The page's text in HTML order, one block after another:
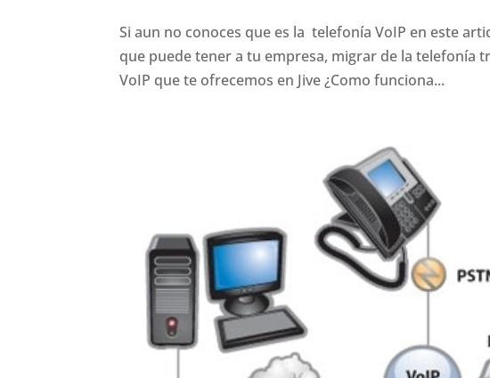
Si aun no conoces que es la telefonía VoIP en este
que puede tener a tu empresa, migrar de la telefonía
VoIP que te ofrecemos en Jive ¿Como funciona...